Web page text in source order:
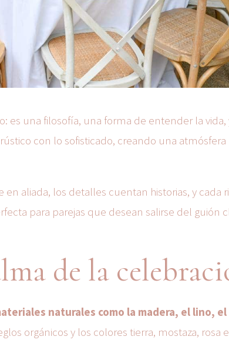
es una filosofía, una forma de entender la
con lo sofisticado, creando una atmósfera
en aliada, los detalles cuentan historias, y cada
para parejas que desean salirse del guión
de la
naturales como la madera, el lino, el
orgánicos y los colores tierra, mostaza, rosa